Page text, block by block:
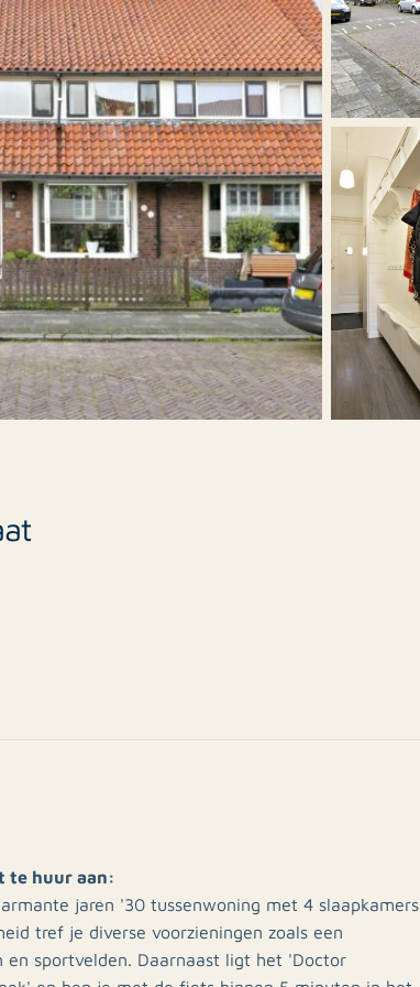
te huur aan:
jaren '30 tussenwoning met 4 slaapkamers,
tref je diverse voorzieningen zoals een
en sportvelden. Daarnaast ligt het 'Doctor